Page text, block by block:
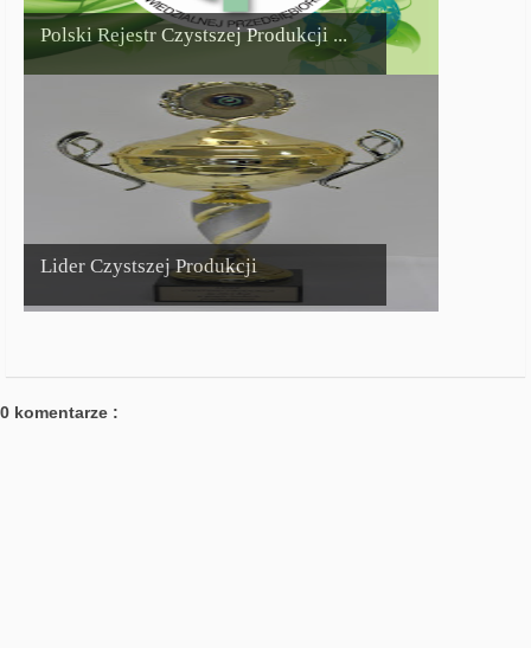
Polski Rejestr Czystszej Produkcji ...
Lider Czystszej Produkcji
0 komentarze :